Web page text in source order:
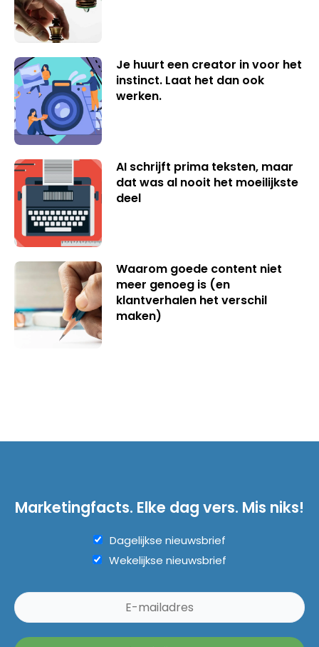
Je huurt een creator in voor het
instinct. Laat het dan ook
werken.
AI schrijft prima teksten, maar
dat was al nooit het moeilijkste
deel
Waarom goede content niet
meer genoeg is (en
klantverhalen het verschil
maken)
Marketingfacts. Elke dag vers. Mis niks!
Dagelijkse nieuwsbrief
Wekelijkse nieuwsbrief